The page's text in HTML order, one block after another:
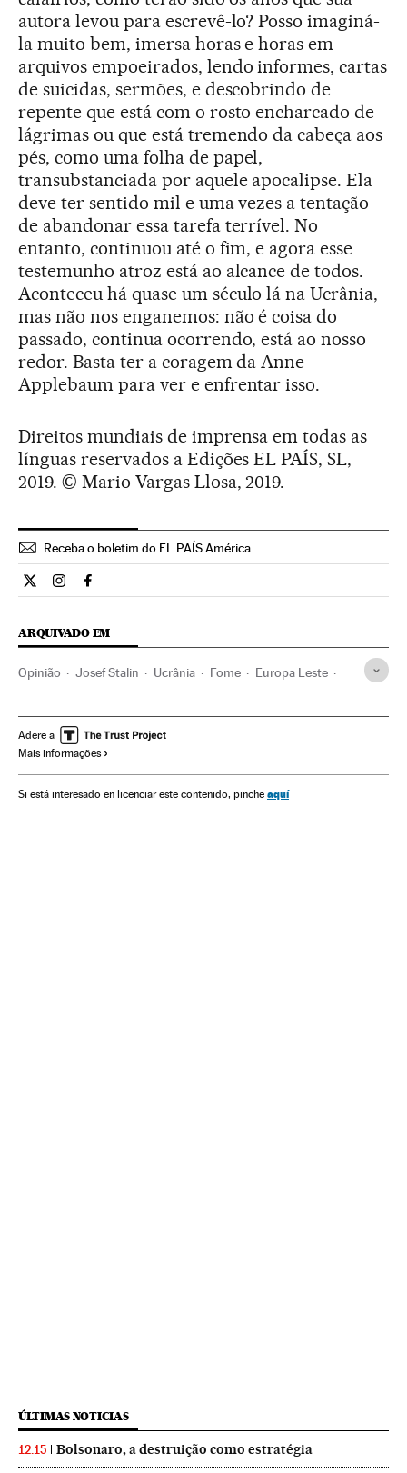
autora levou para escrevê-lo? Posso imaginá-
la muito bem, imersa horas e horas em
arquivos empoeirados, lendo informes, cartas
de suicidas, sermões, e descobrindo de
repente que está com o rosto encharcado de
lágrimas ou que está tremendo da cabeça aos
pés, como uma folha de papel,
transubstanciada por aquele apocalipse. Ela
deve ter sentido mil e uma vezes a tentação
de abandonar essa tarefa terrível. No
entanto, continuou até o fim, e agora esse
testemunho atroz está ao alcance de todos.
Aconteceu há quase um século lá na Ucrânia,
mas não nos enganemos: não é coisa do
passado, continua ocorrendo, está ao nosso
redor. Basta ter a coragem da Anne
Applebaum para ver e enfrentar isso.
Direitos mundiais de imprensa em todas as
línguas reservados a Edições EL PAÍS, SL,
2019. © Mario Vargas Llosa, 2019.
Receba o boletim do EL PAÍS América
Opiniao El País Brasil en Twitter
Opiniao El País Brasil en Instagram
Opiniao El País Brasil en Facebook
ARQUIVADO EM
Opinião Josef Stalin Ucrânia Fome Europa Leste
Adere a
Mais informações
Si está interesado en licenciar este contenido, pinche aquí
ÚLTIMAS NOTICIAS
12:15 Bolsonaro, a destruição como estratégia